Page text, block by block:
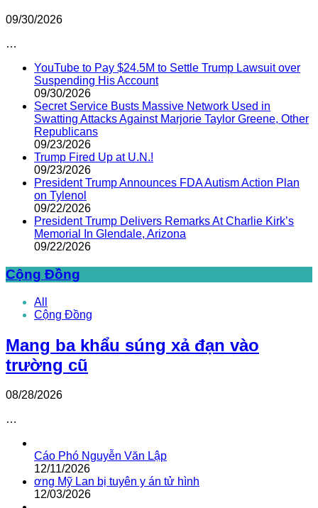
09/30/2026
…
YouTube to Pay $24.5M to Settle Trump Lawsuit over
Suspending His Account
09/30/2026
Secret Service Busts Massive Network Used in
Swatting Attacks Against Marjorie Taylor Greene, Other
Republicans
09/23/2026
Trump Fired Up at U.N.!
09/23/2026
President Trump Announces FDA Autism Action Plan
on Tylenol
09/22/2026
President Trump Delivers Remarks At Charlie Kirk’s
Memorial In Glendale, Arizona
09/22/2026
Cộng Đồng
All
Cộng Đồng
Mang ba khẩu súng xả đạn vào
trường cũ
08/28/2026
…
Cáo Phó Nguyễn Văn Lập
12/11/2026
ơng Mỹ Lan bị tuyên y án tử hình
12/03/2026